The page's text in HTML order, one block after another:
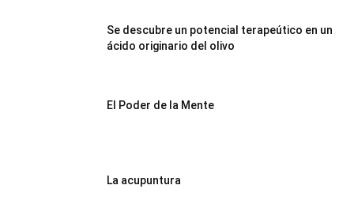
Se descubre un potencial terapeútico en un
ácido originario del olivo
El Poder de la Mente
La acupuntura